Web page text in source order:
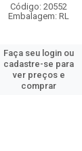
Código: 20552
Embalagem: RL
Faça seu login ou
cadastre-se para
ver preços e
comprar